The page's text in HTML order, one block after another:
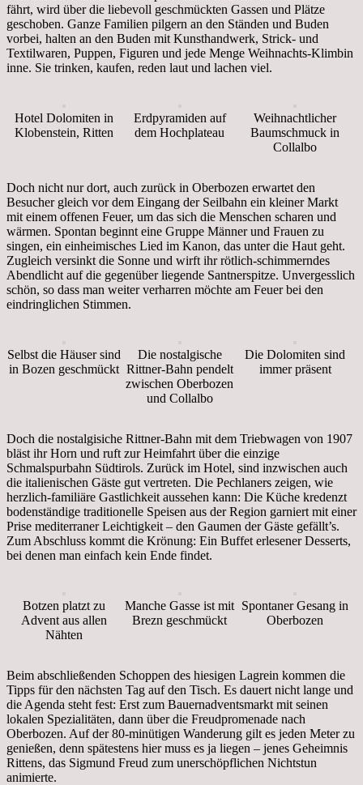
fährt, wird über die liebevoll geschmückten Gassen und Plätze
geschoben. Ganze Familien pilgern an den Ständen und Buden
vorbei, halten an den Buden mit Kunsthandwerk, Strick- und
Textilwaren, Puppen, Figuren und jede Menge Weihnachts-Klimbin
inne. Sie trinken, kaufen, reden laut und lachen viel.
Hotel Dolomiten in
Klobenstein, Ritten
Erdpyramiden auf
dem Hochplateau
Weihnachtlicher
Baumschmuck in
Collalbo
Doch nicht nur dort, auch zurück in Oberbozen erwartet den
Besucher gleich vor dem Eingang der Seilbahn ein kleiner Markt
mit einem offenen Feuer, um das sich die Menschen scharen und
wärmen. Spontan beginnt eine Gruppe Männer und Frauen zu
singen, ein einheimisches Lied im Kanon, das unter die Haut geht.
Zugleich versinkt die Sonne und wirft ihr rötlich-schimmerndes
Abendlicht auf die gegenüber liegende Santnerspitze. Unvergesslich
schön, so dass man weiter verharren möchte am Feuer bei den
eindringlichen Stimmen.
Selbst die Häuser sind
in Bozen geschmückt
Die nostalgische
Rittner-Bahn pendelt
zwischen Oberbozen
und Collalbo
Die Dolomiten sind
immer präsent
Doch die nostalgisiche Rittner-Bahn mit dem Triebwagen von 1907
bläst ihr Horn und ruft zur Heimfahrt über die einzige
Schmalspurbahn Südtirols. Zurück im Hotel, sind inzwischen auch
die italienischen Gäste gut vertreten. Die Pechlaners zeigen, wie
herzlich-familiäre Gastlichkeit aussehen kann: Die Küche kredenzt
bodenständige traditionelle Speisen aus der Region garniert mit einer
Prise mediterraner Leichtigkeit – den Gaumen der Gäste gefällt’s.
Zum Abschluss kommt die Krönung: Ein Buffet erlesener Desserts,
bei denen man einfach kein Ende findet.
Botzen platzt zu
Advent aus allen
Nähten
Manche Gasse ist mit
Brezn geschmückt
Spontaner Gesang in
Oberbozen
Beim abschließenden Schoppen des hiesigen Lagrein kommen die
Tipps für den nächsten Tag auf den Tisch. Es dauert nicht lange und
die Agenda steht fest: Erst zum Bauernadventsmarkt mit seinen
lokalen Spezialitäten, dann über die Freudpromenade nach
Oberbozen. Auf der 80-minütigen Wanderung gilt es jeden Meter zu
genießen, denn spätestens hier muss es ja liegen – jenes Geheimnis
Rittens, das Sigmund Freud zum unerschöpflichen Nichtstun
animierte.